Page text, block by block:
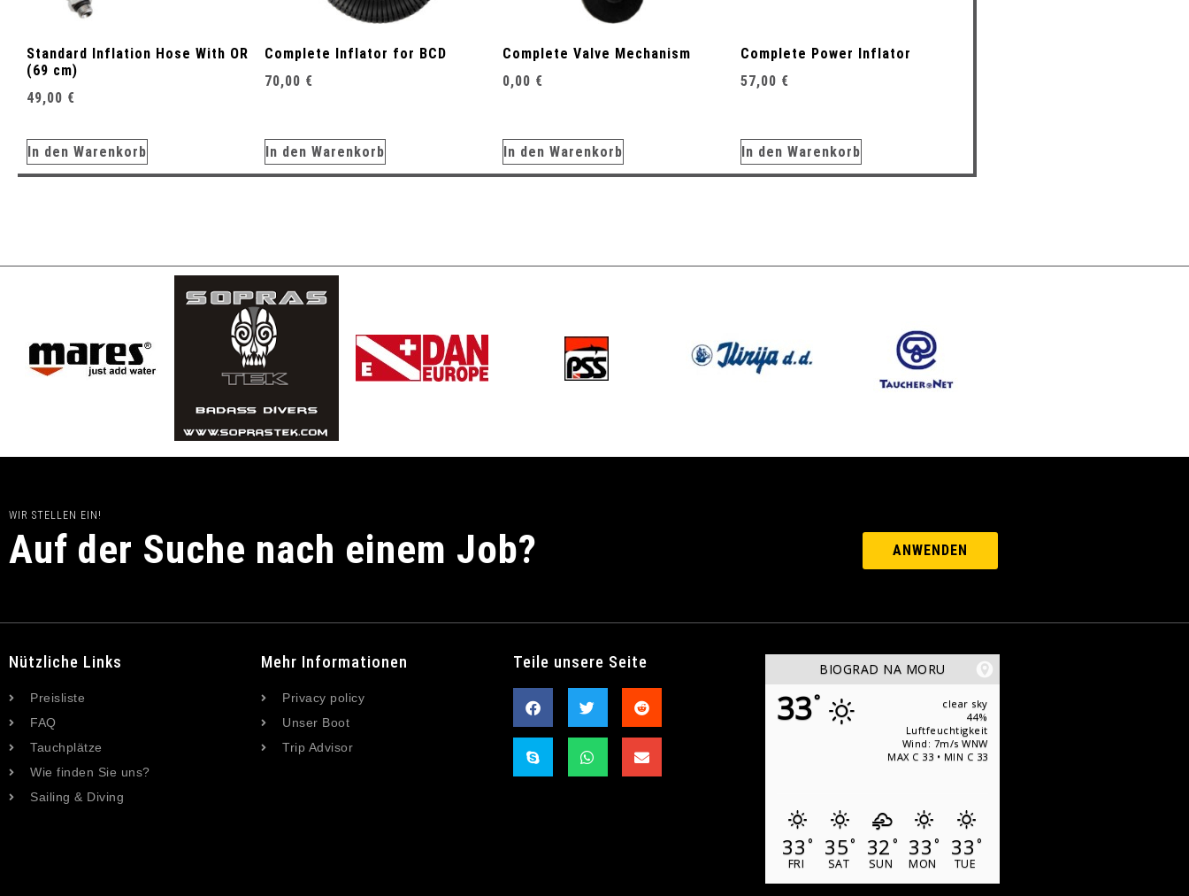
Standard Inflation Hose With OR
(69 cm)
49,00 €
In den Warenkorb
Complete Inflator for BCD
70,00 €
In den Warenkorb
Complete Valve Mechanism
0,00 €
In den Warenkorb
Complete Power Inflator
57,00 €
In den Warenkorb
WIR STELLEN EIN!
Auf der Suche nach einem Job? ANWENDEN
Nützliche Links
Preisliste
FAQ
Tauchplätze
Wie finden Sie uns?
Sailing & Diving
Mehr Informationen
Privacy policy
Unser Boot
Trip Advisor
Teile unsere Seite BIOGRAD NA MORU
33°
clear sky
44%
Luftfeuchtigkeit
Wind: 7m/s WNW
MAX C 33 • MIN C 33
33 °
FRI
35°
SAT
32 °
SUN
33 °
MON
33 °
TUE